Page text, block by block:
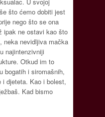
što ćemo dobiti jest
nego što se ona
ipak ne ostavi kao što
neka nevidljiva mačka
najintenzivniji
Otkud im to
bogatih i siromašnih,
djeteta. Kao i bolest,
Kad bismo